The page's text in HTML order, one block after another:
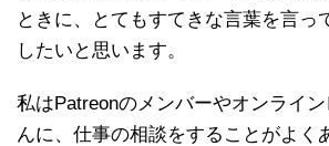
ときに、とてもすてきな言葉を言っ
したいと思います。
私はPatreonのメンバーやオンライ
んに、仕事の相談をすることがよく